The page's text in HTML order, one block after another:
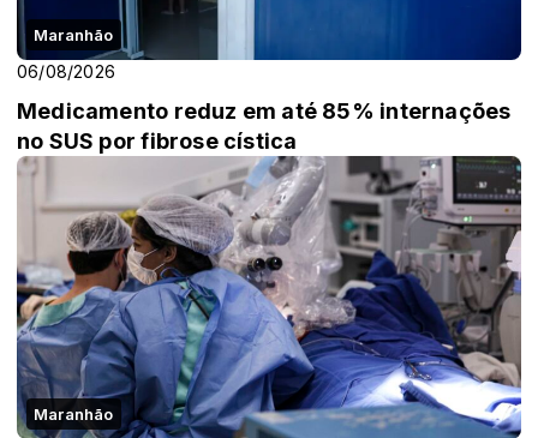
Maranhão
06/08/2026
Medicamento reduz em até 85% internações
no SUS por fibrose cística
Maranhão